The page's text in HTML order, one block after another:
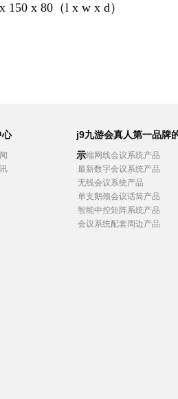
x 80（l x w x d）
心
j9九游会真人第一品牌
示
高端网线会议系统产品
最新数字会议系统产品
无线会议系统产品
单支鹅颈会议话筒产品
智能中控矩阵系统产品
会议系统配套周边产品